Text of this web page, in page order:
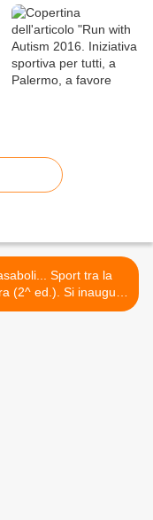
Sport tra la
(2^ ed.). Si inaugura
marzo prossimo la